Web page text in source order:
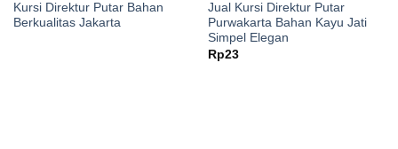
Kursi Direktur Putar Bahan
Berkualitas Jakarta
Jual Kursi Direktur Putar
Purwakarta Bahan Kayu Jati
Simpel Elegan
Rp23